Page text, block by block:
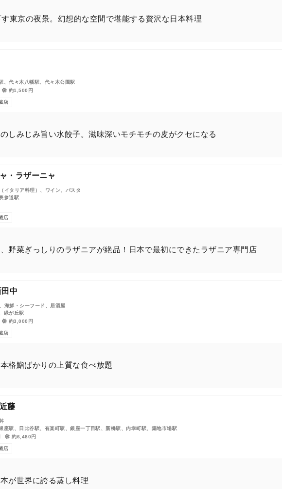
東京の夜景。幻想的な空間で堪能する贅沢な日本料理
、代々木八幡駅、代々木公園駅
約1,500円
店
しみじみ旨い水餃子。滋味深いモチモチの皮がクセになる
・ラザーニャ
イタリア料理）、ワイン、パスタ
参道駅
店
野菜ぎっしりのラザニアが絶品！日本で最初にできたラザニア専門店
中
海鮮・シーフード、居酒屋
緑が丘駅
約3,000円
店
格鮨ばかりの上質な食べ放題
藤
座駅、日比谷駅、有楽町駅、銀座一丁目駅、新橋駅、内幸町駅、築地市場駅
約6,480円
店
が世界に誇る蒸し料理